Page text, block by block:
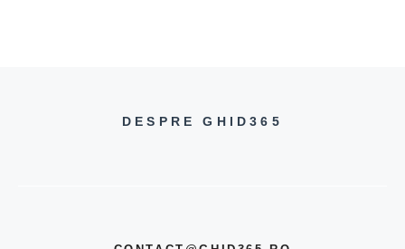
DESPRE GHID365